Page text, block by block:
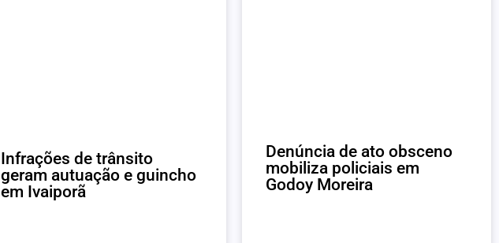
Infrações de trânsito
geram autuação e guincho
em Ivaiporã
Denúncia de ato obsceno
mobiliza policiais em
Godoy Moreira